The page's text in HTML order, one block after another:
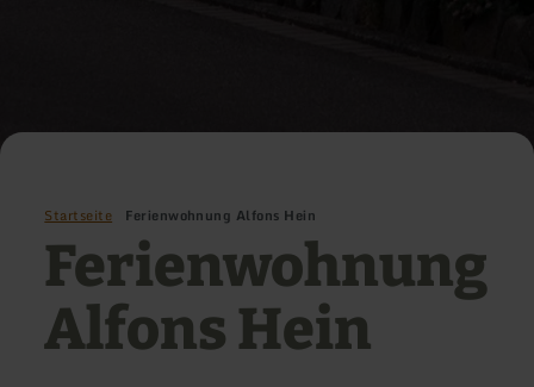
Startseite Ferienwohnung Alfons Hein
Ferienwohnung
Alfons Hein